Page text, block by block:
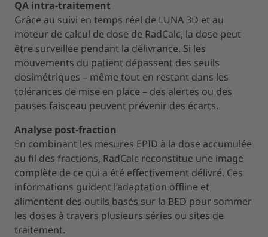
QA intra-traitement
Grâce au suivi en temps réel de LUNA 3D et au
moteur de calcul de dose de RadCalc, la dose peut
être surveillée pendant la délivrance. Si les
mouvements du patient dépassent des seuils
dosimétriques – même tout en restant dans les
tolérances de mise en place – des alertes ou des
pauses faisceau peuvent prévenir des écarts.
Analyse post-fraction
En combinant les mesures EPID à la dose accumulée
au fil des fractions, RadCalc reconstitue une image
complète de ce qui a été effectivement délivré. Ces
informations guident l’adaptation offline et
alimentent des outils basés sur la BED pour sommer
les doses à travers plusieurs séries ou sites de
traitement.